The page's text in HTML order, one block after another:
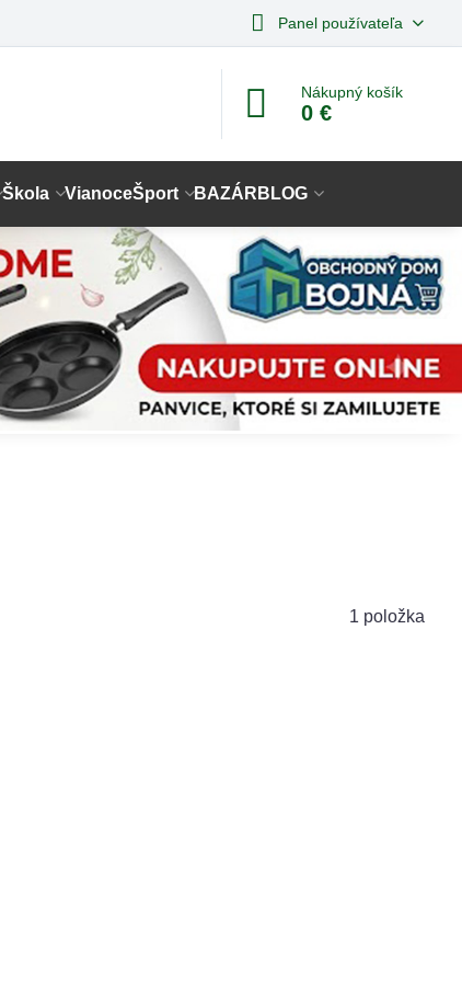
Panel používateľa
Nákupný košík
0 €
Škola VianoceŠport BAZÁR BLOG
1 položka